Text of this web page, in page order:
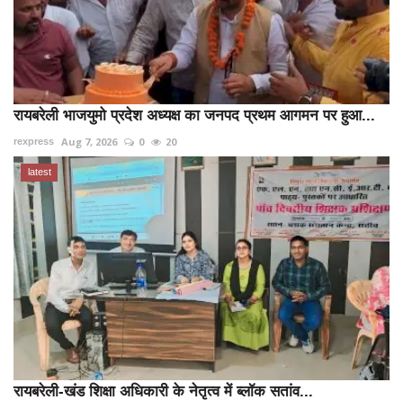
रायबरेली भाजयुमो प्रदेश अध्यक्ष का जनपद प्रथम आगमन पर हुआ...
rexpress Aug 7, 2026 0 20
latest
रायबरेली-खंड शिक्षा अधिकारी के नेतृत्व में ब्लॉक सतांव...